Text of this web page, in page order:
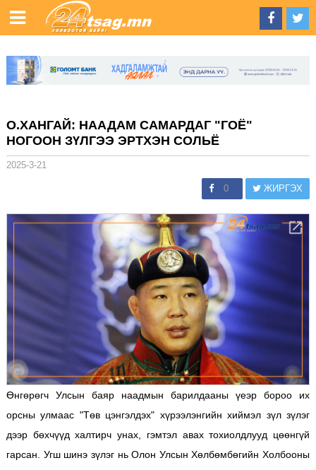
О.ХАНГАЙ: НААДАМ САМАРДАГ "ГОЁ"
НОГООН ЗҮЛГЭЭ ЭРТХЭН СОЛЬЁ
2025-3-21
0 ЖИРГЭХ
Өнгөрөгч Улсын баяр наадмын барилдааны үеэр бороо их
орсны улмаас "Төв цэнгэлдэх" хүрээлэнгийн хиймэл зүл зүлэг
дээр бөхчүүд халтирч унах, гэмтэл авах тохиолдлууд цөөнгүй
гарсан. Угш шинэ зүлэг нь Олон Улсын Хөлбөмбөгийн Холбооны